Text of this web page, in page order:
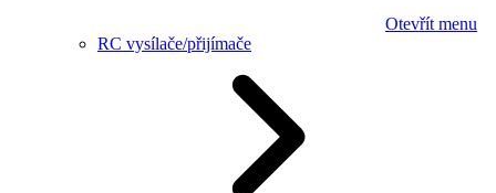
Otevřít menu
RC vysílače/přijímače